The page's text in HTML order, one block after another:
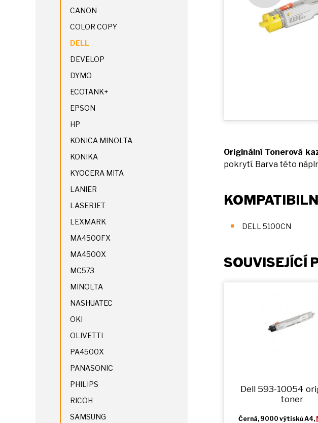
Originální Tonerová
pokrytí. Barva této
DELL 5100CN
SOUVISEJÍCÍ
Dell 593-10054
toner
Černá, 9000 výtisků A4,
CANON
COLOR COPY
DELL
DEVELOP
DYMO
ECOTANK+
EPSON
HP
KONICA MINOLTA
KONIKA
KYOCERA MITA
LANIER
LASERJET
LEXMARK
MA4500FX
MA4500X
MC573
MINOLTA
NASHUATEC
OKI
OLIVETTI
PA4500X
PANASONIC
PHILIPS
RICOH
SAMSUNG